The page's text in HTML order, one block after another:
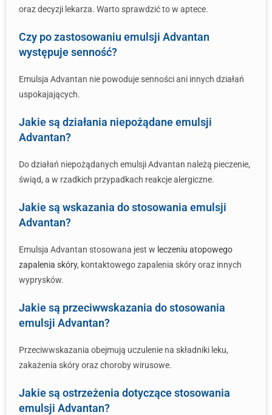
oraz decyzji lekarza. Warto sprawdzić to w aptece.
Czy po zastosowaniu emulsji Advantan
występuje senność?
Emulsja Advantan nie powoduje senności ani innych działań
uspokajających.
Jakie są działania niepożądane emulsji
Advantan?
Do działań niepożądanych emulsji Advantan należą pieczenie,
świąd, a w rzadkich przypadkach reakcje alergiczne.
Jakie są wskazania do stosowania emulsji
Advantan?
Emulsja Advantan stosowana jest w leczeniu atopowego
zapalenia skóry, kontaktowego zapalenia skóry oraz innych
wyprysków.
Jakie są przeciwwskazania do stosowania
emulsji Advantan?
Przeciwwskazania obejmują uczulenie na składniki leku,
zakażenia skóry oraz choroby wirusowe.
Jakie są ostrzeżenia dotyczące stosowania
emulsji Advantan?